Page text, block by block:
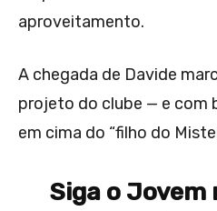
aproveitamento.
A chegada de Davide
projeto do clube — e
em cima do “filho do
Siga o Jovem